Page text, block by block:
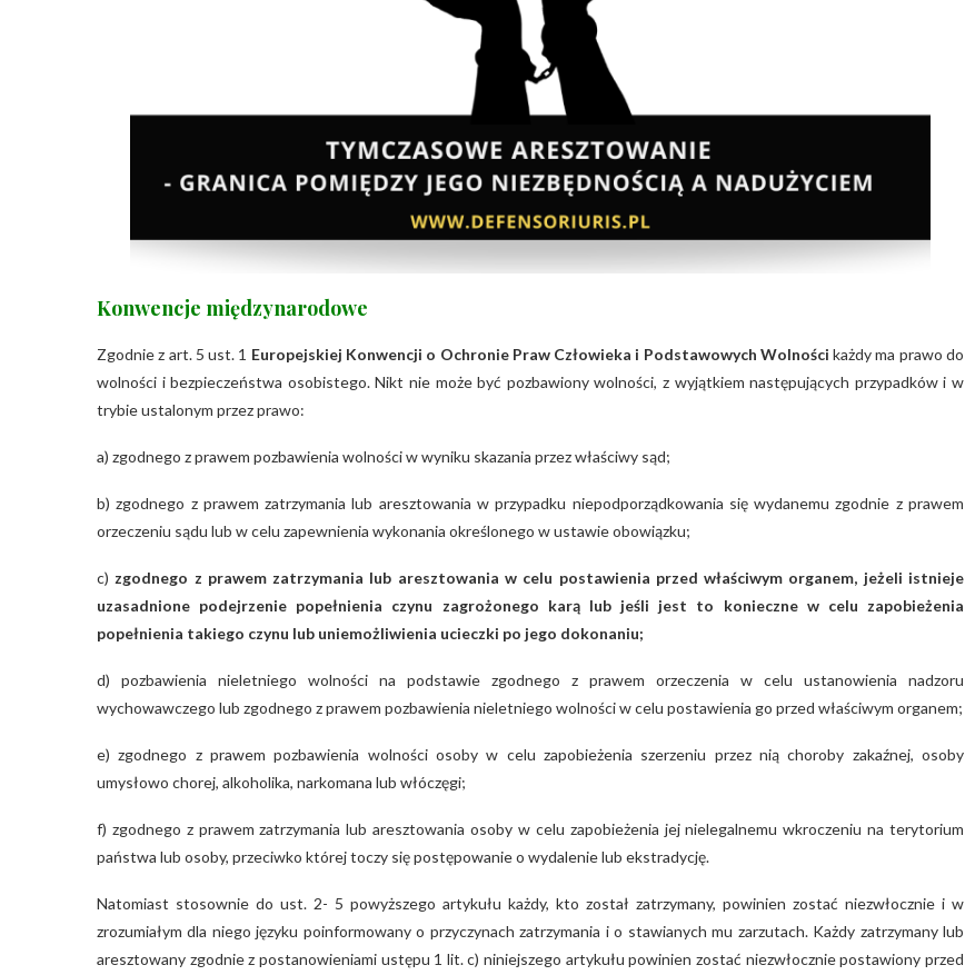
Konwencje międzynarodowe
Zgodnie z art. 5 ust. 1 Europejskiej Konwencji o Ochronie Praw Człowieka i Podstawowych Wolności każdy ma prawo do
wolności i bezpieczeństwa osobistego. Nikt nie może być pozbawiony wolności, z wyjątkiem następujących przypadków i w
trybie ustalonym przez prawo:
a) zgodnego z prawem pozbawienia wolności w wyniku skazania przez właściwy sąd;
b) zgodnego z prawem zatrzymania lub aresztowania w przypadku niepodporządkowania się wydanemu zgodnie z prawem
orzeczeniu sądu lub w celu zapewnienia wykonania określonego w ustawie obowiązku;
c) zgodnego z prawem zatrzymania lub aresztowania w celu postawienia przed właściwym organem, jeżeli istnieje
uzasadnione podejrzenie popełnienia czynu zagrożonego karą lub jeśli jest to konieczne w celu zapobieżenia
popełnienia takiego czynu lub uniemożliwienia ucieczki po jego dokonaniu;
d) pozbawienia nieletniego wolności na podstawie zgodnego z prawem orzeczenia w celu ustanowienia nadzoru
wychowawczego lub zgodnego z prawem pozbawienia nieletniego wolności w celu postawienia go przed właściwym organem;
e) zgodnego z prawem pozbawienia wolności osoby w celu zapobieżenia szerzeniu przez nią choroby zakaźnej, osoby
umysłowo chorej, alkoholika, narkomana lub włóczęgi;
f) zgodnego z prawem zatrzymania lub aresztowania osoby w celu zapobieżenia jej nielegalnemu wkroczeniu na terytorium
państwa lub osoby, przeciwko której toczy się postępowanie o wydalenie lub ekstradycję.
Natomiast stosownie do ust. 2- 5 powyższego artykułu każdy, kto został zatrzymany, powinien zostać niezwłocznie i w
zrozumiałym dla niego języku poinformowany o przyczynach zatrzymania i o stawianych mu zarzutach. Każdy zatrzymany lub
aresztowany zgodnie z postanowieniami ustępu 1 lit. c) niniejszego artykułu powinien zostać niezwłocznie postawiony przed